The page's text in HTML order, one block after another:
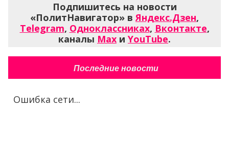
Подпишитесь на новости
«ПолитНавигатор» вЯндекс.Дзен,
Telegram, Одноклассниках, Вконтакте,
каналы Max и YouTube.
Последние новости
Ошибка сети...